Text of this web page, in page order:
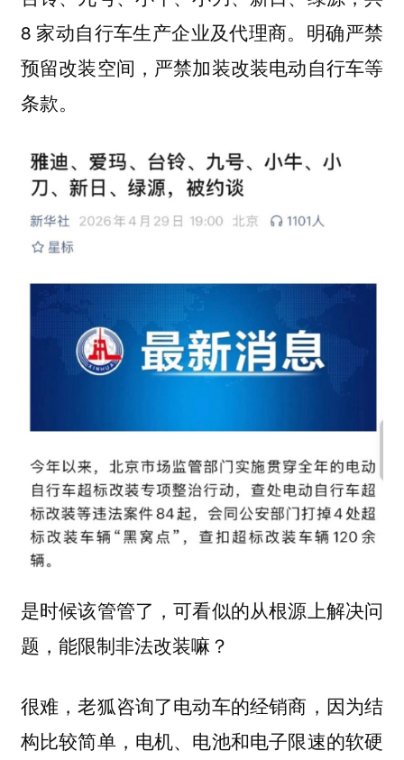
8 家动自行车生产企业及代理商。明确严禁
预留改装空间，严禁加装改装电动自行车等
条款。
是时候该管管了，可看似的从根源上解决问
题，能限制非法改装嘛？
很难，老狐咨询了电动车的经销商，因为结
构比较简单，电机、电池和电子限速的软硬